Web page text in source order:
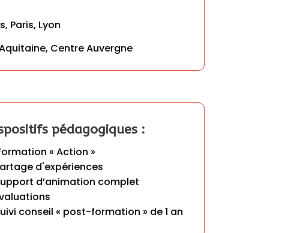
Paris, Lyon
Centre Auvergne
pédagogiques :
d'expériences
d’animation complet
conseil « post-formation » de 1 an